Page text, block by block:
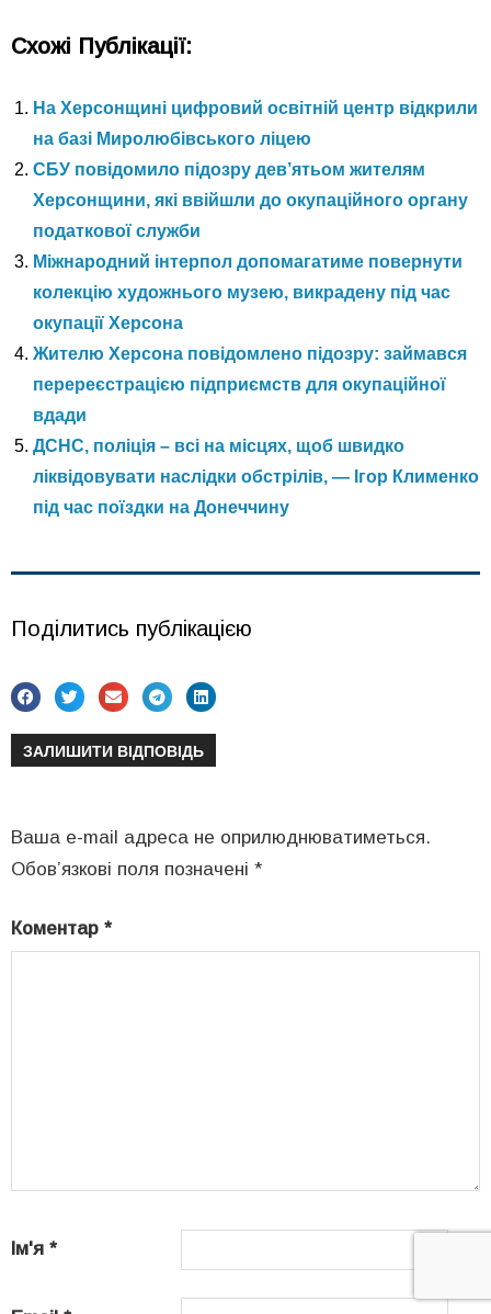
Схожі Публікації:
На Херсонщині цифровий освітній центр відкрили
на базі Миролюбівського ліцею
СБУ повідомило підозру дев’ятьом жителям
Херсонщини, які ввійшли до окупаційного органу
податкової служби
Міжнародний інтерпол допомагатиме повернути
колекцію художнього музею, викрадену під час
окупації Херсона
Жителю Херсона повідомлено підозру: займався
перереєстрацією підприємств для окупаційної
вдади
ДСНС, поліція – всі на місцях, щоб швидко
ліквідовувати наслідки обстрілів, — Ігор Клименко
під час поїздки на Донеччину
Поділитись публікацією
ЗАЛИШИТИ ВІДПОВІДЬ
Ваша e-mail адреса не оприлюднюватиметься.
Обов’язкові поля позначені *
Коментар *
Ім'я *